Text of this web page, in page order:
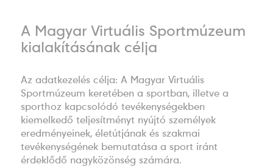
A Magyar Virtuális Sportmúzeum
kialakításának célja
Az adatkezelés célja: A Magyar Virtuális
Sportmúzeum keretében a sportban, illetve a
sporthoz kapcsolódó tevékenységekben
kiemelkedő teljesítményt nyújtó személyek
eredményeinek, életútjának és szakmai
tevékenységének bemutatása a sport iránt
érdeklődő nagyközönség számára.